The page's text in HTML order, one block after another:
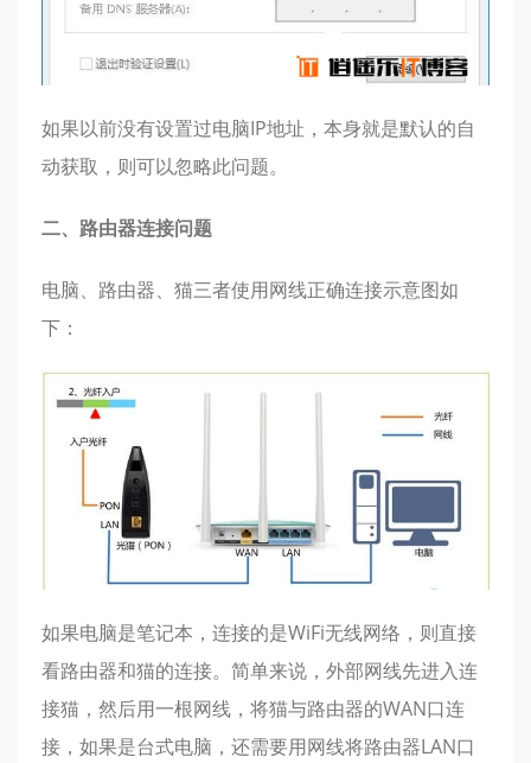
如果以前没有设置过电脑IP地址，本身就是默认的自
动获取，则可以忽略此问题。
二、路由器连接问题
电脑、路由器、猫三者使用网线正确连接示意图如
下：
如果电脑是笔记本，连接的是WiFi无线网络，则直接
看路由器和猫的连接。简单来说，外部网线先进入连
接猫，然后用一根网线，将猫与路由器的WAN口连
接，如果是台式电脑，还需要用网线将路由器LAN口